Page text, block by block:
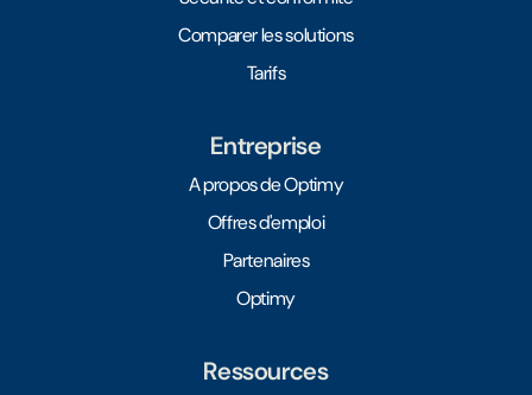
Comparer les solutions
Tarifs
Entreprise
A propos de Optimy
Offres d'emploi
Partenaires
Optimy
Ressources